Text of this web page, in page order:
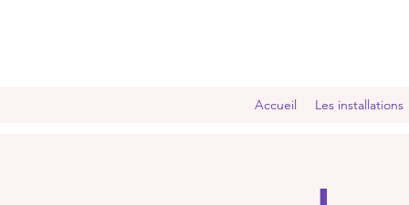
Accueil Les installations